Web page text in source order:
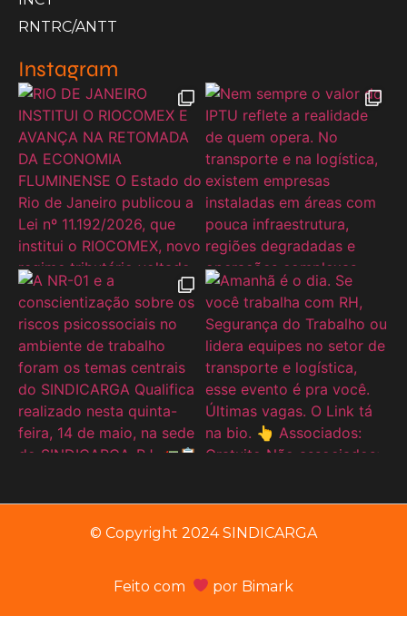
RNTRC/ANTT
Instagram
© Copyright 2024 SINDICARGA
Feito com por Bimark